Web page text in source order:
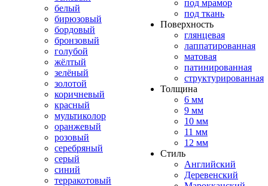
белый
бирюзовый
бордовый
бронзовый
голубой
жёлтый
зелёный
золотой
коричневый
красный
мультиколор
оранжевый
розовый
серебряный
серый
синий
терракотовый
под мрамор
под ткань
Поверхность
глянцевая
лаппатированная
матовая
патинированная
структурированная
Толщина
6 мм
9 мм
10 мм
11 мм
12 мм
Стиль
Английский
Деревенский